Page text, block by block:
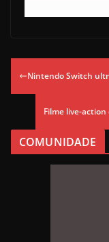
Nintendo Switch
Filme live-
COMUNIDADE